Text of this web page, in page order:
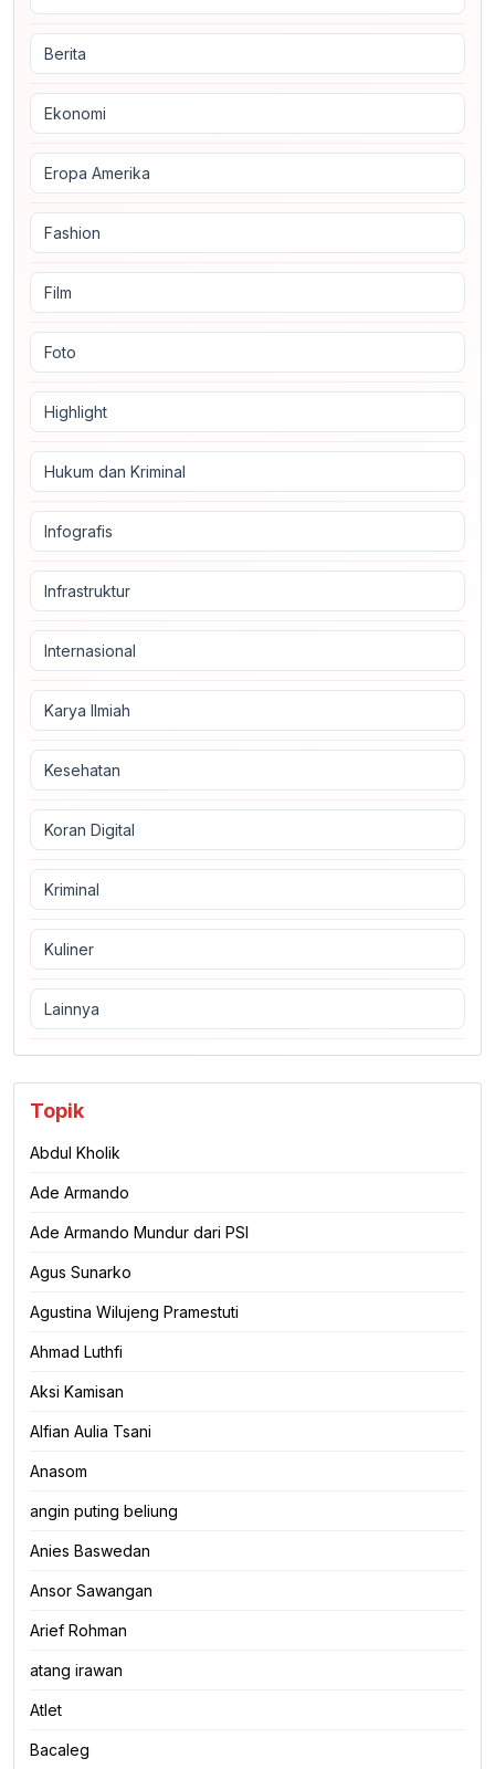
Berita
Ekonomi
Eropa Amerika
Fashion
Film
Foto
Highlight
Hukum dan Kriminal
Infografis
Infrastruktur
Internasional
Karya Ilmiah
Kesehatan
Koran Digital
Kriminal
Kuliner
Lainnya
Topik
Abdul Kholik
Ade Armando
Ade Armando Mundur dari PSI
Agus Sunarko
Agustina Wilujeng Pramestuti
Ahmad Luthfi
Aksi Kamisan
Alfian Aulia Tsani
Anasom
angin puting beliung
Anies Baswedan
Ansor Sawangan
Arief Rohman
atang irawan
Atlet
Bacaleg